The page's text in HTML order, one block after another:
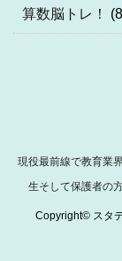
算数脳トレ！
現役最前線で教育業
生そして保護者の
Copyright© スタ